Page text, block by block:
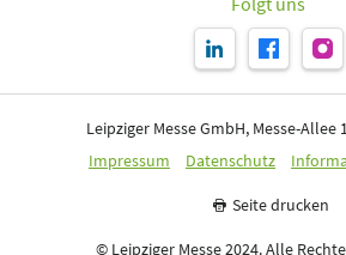
Leipziger Messe GmbH, Messe-Allee
Impressum
Datenschutz
Seite drucken
© Leipziger Messe 2024. Alle